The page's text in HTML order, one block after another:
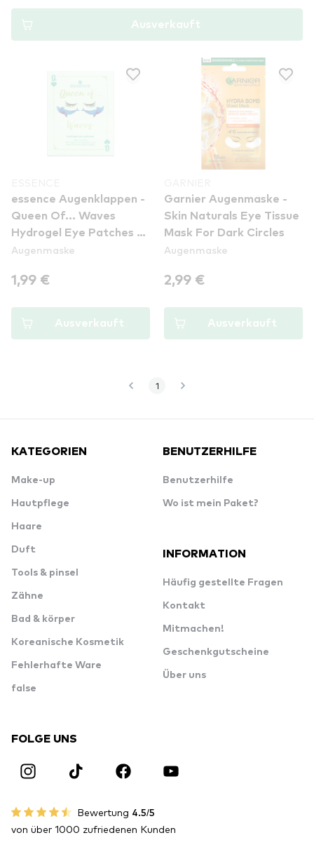
Ausverkauft
essence Augenklappen -
Queen Of... Waves
Hydrogel Eye Patches -
01 Dolphins Are My
Augenmaske
1,99 €
Ausverkauft
Garnier Augenmaske -
Skin Naturals Eye Tissue
Mask For Dark Circles
Augenmaske
2,99 €
Ausverkauft
1
KATEGORIEN
Make-up
Hautpflege
Haare
Duft
Tools & pinsel
Zähne
Bad & körper
Koreanische Kosmetik
Fehlerhafte Ware
false
BENUTZERHILFE
Benutzerhilfe
Wo ist mein Paket?
INFORMATION
Häufig gestellte Fragen
Kontakt
Mitmachen!
Geschenkgutscheine
Über uns
FOLGE UNS
Bewertung 4.5/5
von über 1000 zufriedenen Kunden